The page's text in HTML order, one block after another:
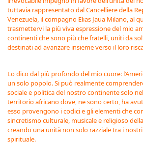
tuttavia rappresentato dal Cancelliere della
Venezuela, il compagno Elias Jaua Milano, al
trasmettervi la più viva espressione del mio
continenti che sono più che fratelli, uniti da
destinati ad avanzare insieme verso il loro
Lo dico dal più profondo del mio cuore:
un solo popolo. Si può realmente
sociale e politica del nostro continente solo
territorio africano dove, ne sono certo, ha
esso provengono i codici e gli elementi che
sincretismo culturale, musicale e religioso
creando una unità non solo razziale tra i
spirituale.